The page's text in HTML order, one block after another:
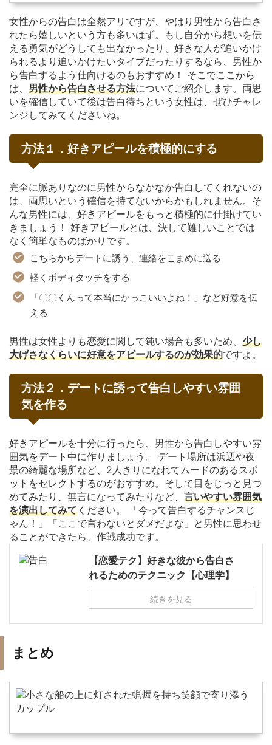
女性からの告白は全然アリですが、やはり男性から告白さ
れたら嬉しいという方も多いはず。もし自分から想いを伝
える勇気がどうしても出なかったり、好きな人が追いかけ
られるより追いかけたいタイプだったりするなら、男性か
ら告白するよう仕向けるのもおすすめ！ そこでここから
は、 男性から告白させる方法についてご紹介します。両思
いを確信していて後は告白待ちという女性は、ぜひチャレ
ンジしてみてくださいね。
方法１．好きアピールを積極的にする
完全に脈ありなのに男性からなかなか告白してくれないの
は、両思いという確信を持てないからかもしれません。そ
んな男性には、好きアピールをもっと積極的に仕掛けてい
きましょう！ 好きアピールとは、決して難しいことでは
なく簡単なものばかりです。
こちらからデートに誘う、連絡をこまめに送る
軽くボディタッチをする
「〇〇くんって本当にかっこいいよね！」など好意を伝
える
男性は女性よりも恋愛に関して鈍い場合も多いため、 少し
大げさなくらいに好意をアピールするのが効果的ですよ。
方法２．デートに誘って告白しやすい雰囲
気を作る
好きアピールを十分に行ったら、男性から告白しやすい雰
囲気をデート中に作りましょう。 デート場所は浜辺や夜
景の綺麗な場所など、2人きりになれてムードのあるスポ
ットをセレクトするのがおすすめ。そして目をじっと見つ
めてみたり、無言になってみたりなど、 言いやすい雰囲気
を演出してみて ください。 「今って告白するチャンスじ
ゃん！」「ここで言わないとダメだよな」と男性に思わせ
ることができたら、作戦成功です。
【恋愛テク】好きな彼から告白さ
れるためのテクニック【心理学】
続きを見る
まとめ